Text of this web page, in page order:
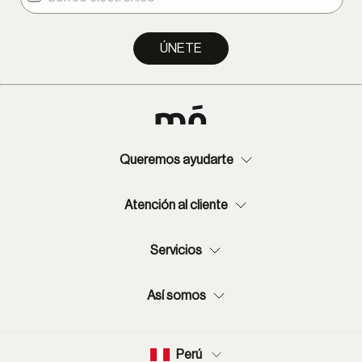
Provincia: 2-13 días hábiles.
ÚNETE
Queremos ayudarte
Atención al cliente
Servicios
Así somos
Perú